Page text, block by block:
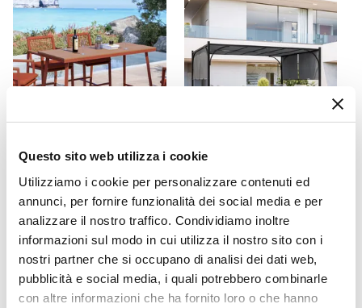
Questo sito web utilizza i cookie
Utilizziamo i cookie per personalizzare contenuti ed
annunci, per fornire funzionalità dei social media e per
analizzare il nostro traffico. Condividiamo inoltre
informazioni sul modo in cui utilizza il nostro sito con i
nostri partner che si occupano di analisi dei dati web,
pubblicità e social media, i quali potrebbero combinarle
con altre informazioni che ha fornito loro o che hanno
Terracotta
Impilabile
No
Caratteristiche
Ibisco
Tavolo alto da giardino
160x70 cm in metallo
terracotta con top effetto
legno - Ibisco
€ 230,01
Gazebo 3x4 m tetto
scorrevole grigio e struttura
antracite - Edvige
€ 267,00